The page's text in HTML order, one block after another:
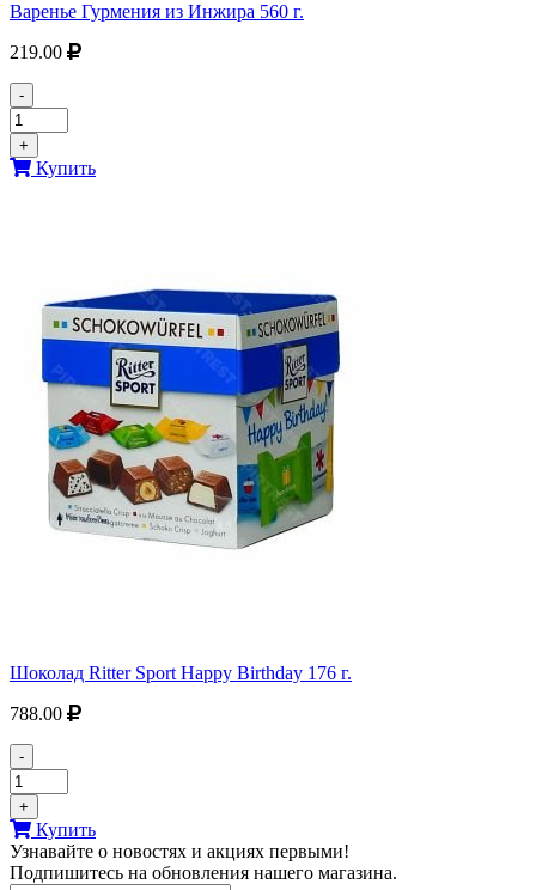
Варенье Гурмения из Инжира 560 г.
219.00
-
+
Купить
Шоколад Ritter Sport Happy Birthday 176 г.
788.00
-
+
Купить
Узнавайте о новостях и акциях первыми!
Подпишитесь на обновления нашего магазина.